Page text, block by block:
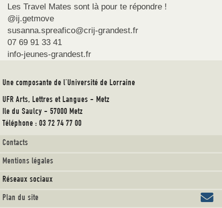
Les Travel Mates sont là pour te répondre !
@ij.getmove
susanna.spreafico@crij-grandest.fr
07 69 91 33 41
info-jeunes-grandest.fr
Une composante de l'Université de Lorraine
UFR Arts, Lettres et Langues - Metz
Ile du Saulcy - 57000 Metz
Téléphone : 03 72 74 77 00
Contacts
Mentions légales
Réseaux sociaux
Plan du site